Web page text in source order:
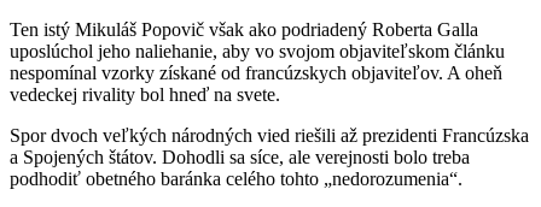
Ten istý Mikuláš Popovič však ako podriadený Roberta Galla
uposlúchol jeho naliehanie, aby vo svojom objaviteľskom článku
nespomínal vzorky získané od francúzskych objaviteľov. A oheň
vedeckej rivality bol hneď na svete.
Spor dvoch veľkých národných vied riešili až prezidenti Francúzska
a Spojených štátov. Dohodli sa síce, ale verejnosti bolo treba
podhodiť obetného baránka celého tohto „nedorozumenia“.